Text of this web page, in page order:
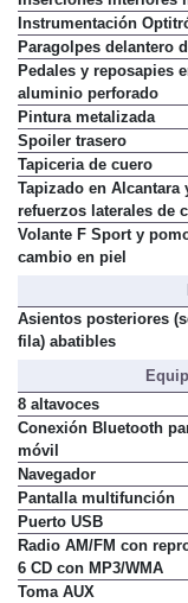
Instrumentación
Paragolpes delantero
Pedales y reposapies
aluminio perforado
Pintura metalizada
Spoiler trasero
Tapiceria de cuero
Tapizado en Alcantara
refuerzos laterales de
Volante F Sport y
cambio en piel
Asientos posteriores
fila) abatibles
8 altavoces
Conexión Bluetooth
móvil
Navegador
Pantalla multifunción
Puerto USB
Radio AM/FM con
6 CD con MP3/WMA
Toma AUX